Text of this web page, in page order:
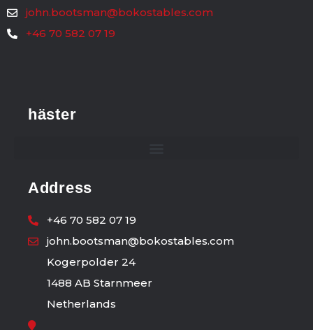
john.bootsman@bokostables.com
+46 70 582 07 19
häster
Address
+46 70 582 07 19
john.bootsman@bokostables.com
Kogerpolder 24
1488 AB Starnmeer
Netherlands